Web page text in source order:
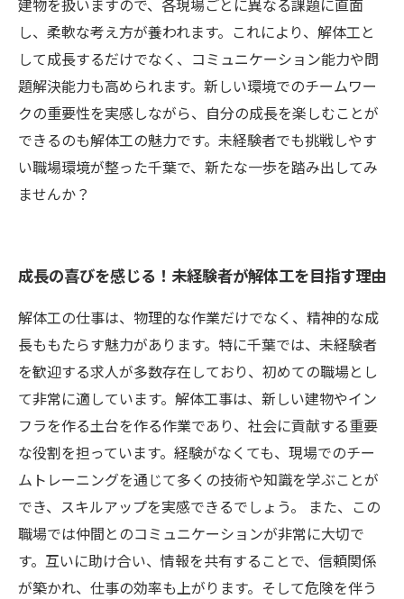
建物を扱いますので、各現場ごとに異なる課題に直面
し、柔軟な考え方が養われます。これにより、解体工と
して成長するだけでなく、コミュニケーション能力や問
題解決能力も高められます。新しい環境でのチームワー
クの重要性を実感しながら、自分の成長を楽しむことが
できるのも解体工の魅力です。未経験者でも挑戦しやす
い職場環境が整った千葉で、新たな一歩を踏み出してみ
ませんか？
成長の喜びを感じる！未経験者が解体工を目指す理由
解体工の仕事は、物理的な作業だけでなく、精神的な成
長ももたらす魅力があります。特に千葉では、未経験者
を歓迎する求人が多数存在しており、初めての職場とし
て非常に適しています。解体工事は、新しい建物やイン
フラを作る土台を作る作業であり、社会に貢献する重要
な役割を担っています。経験がなくても、現場でのチー
ムトレーニングを通じて多くの技術や知識を学ぶことが
でき、スキルアップを実感できるでしょう。 また、この
職場では仲間とのコミュニケーションが非常に大切で
す。互いに助け合い、情報を共有することで、信頼関係
が築かれ、仕事の効率も上がります。そして危険を伴う